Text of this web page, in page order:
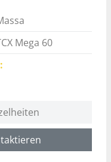
Mega 60